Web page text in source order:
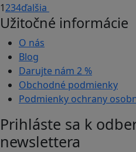
1234ďalšia
Užitočné informácie
O nás
Blog
Darujte nám 2 %
Obchodné podmienky
Podmienky ochrany
Prihláste sa k
newslettera